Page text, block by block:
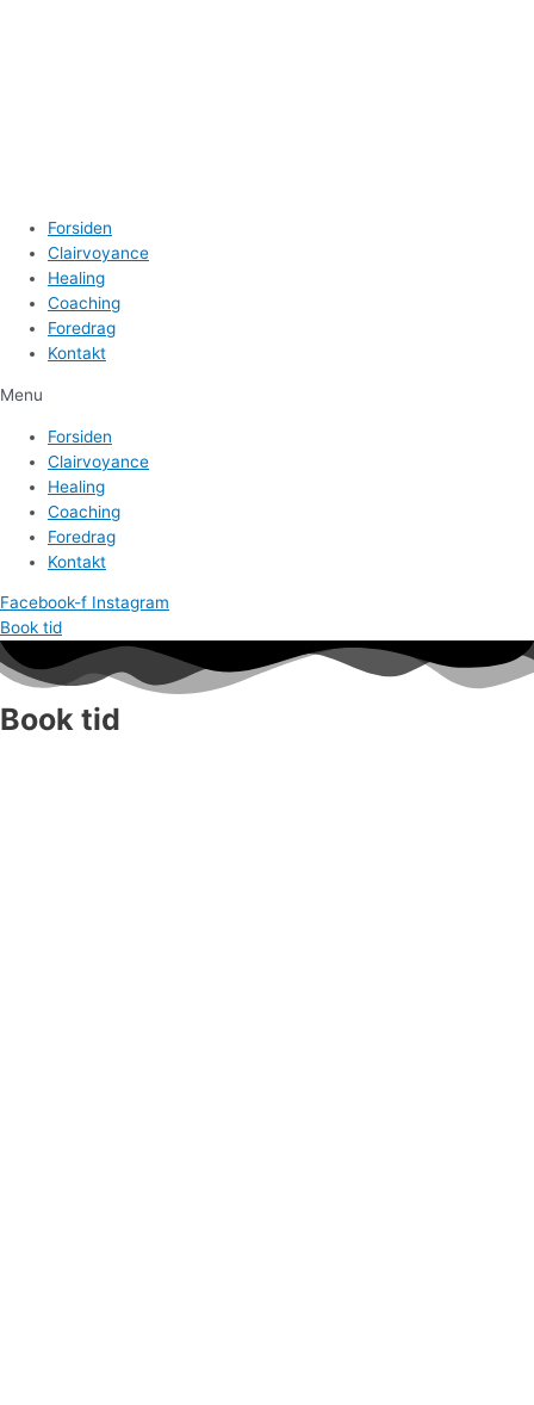
Forsiden
Clairvoyance
Healing
Coaching
Foredrag
Kontakt
Menu
Forsiden
Clairvoyance
Healing
Coaching
Foredrag
Kontakt
Facebook-f Instagram
Book tid
Book tid